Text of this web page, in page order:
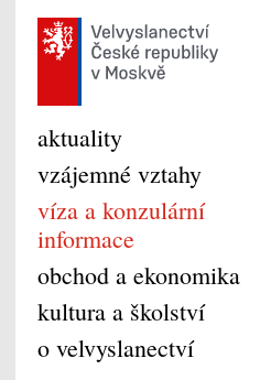
aktuality
vzájemné vztahy
víza a konzulární
informace
obchod a ekonomika
kultura a školství
o velvyslanectví